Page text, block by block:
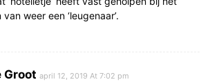
weer een ‘leugenaar’.
Groot april 12, 2019 At 7:02 pm